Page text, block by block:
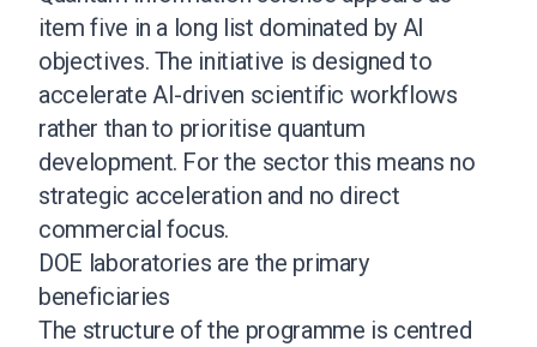
item five in a long list dominated by AI
objectives. The initiative is designed to
accelerate AI-driven scientific workflows
rather than to prioritise quantum
development. For the sector this means no
strategic acceleration and no direct
commercial focus.
DOE laboratories are the primary
beneficiaries
The structure of the programme is centred